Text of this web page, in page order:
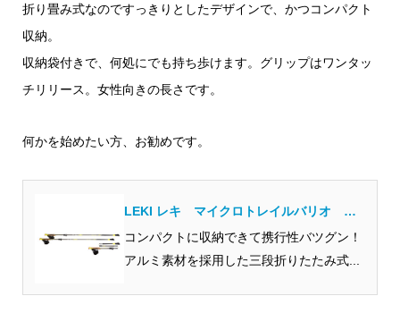
折り畳み式なのですっきりとしたデザインで、かつコンパクト
収納。
収納袋付きで、何処にでも持ち歩けます。グリップはワンタッ
チリリース。女性向きの長さです。
何かを始めたい方、お勧めです。
LEKI レキ マイクロトレイルバリオ ノ
ルディックウォーキングポール/女性向け/
コンパクトに収納できて携行性バツグン！
アルミ素材を採用した三段折りたたみ式...